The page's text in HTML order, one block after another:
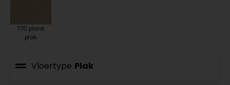
770 plank
plak
Vloertype Plak